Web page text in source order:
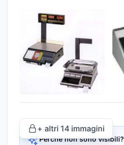
+ altri 14 immagini
Perché non sono visibili?